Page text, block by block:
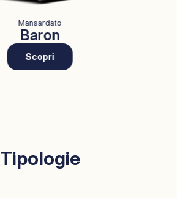
Mansardato
Baron
Scopri
Tipologie